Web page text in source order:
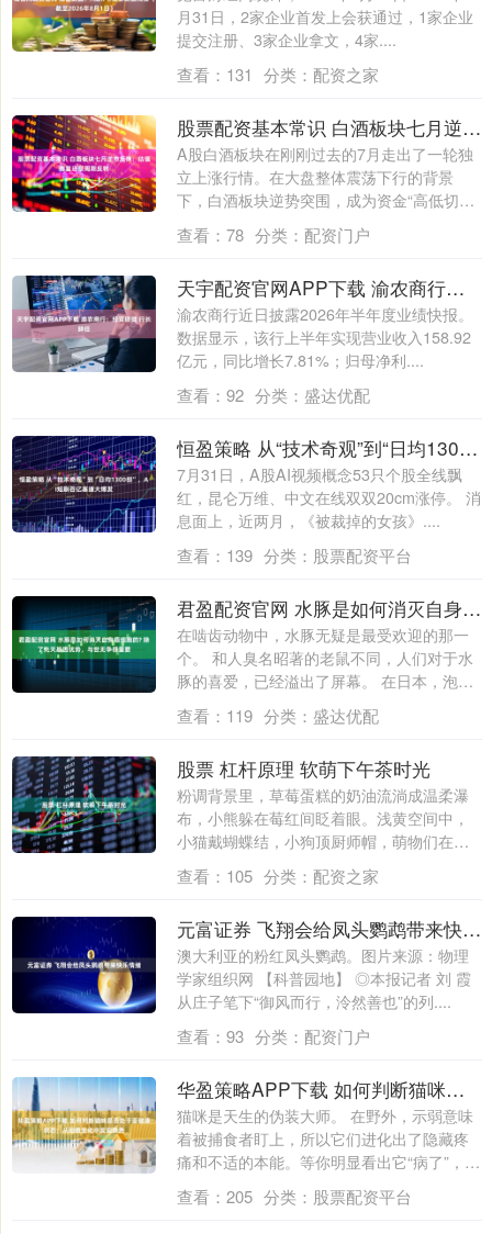
月31日，2家企业首发上会获通过，1家企业
提交注册、3家企业拿文，4家....
查看： 131 分类： 配资之家
股票配资基本常识 白酒板块七月逆市反弹：估值修复还是周期反转
A股白酒板块在刚刚过去的7月走出了一轮独
立上涨行情。在大盘整体震荡下行的背景
下，白酒板块逆势突围，成为资金“高低切
换”的....
查看： 78 分类： 配资门户
天宇配资官网APP下载 渝农商行：经营稳健 行长辞任
渝农商行近日披露2026年半年度业绩快报。
数据显示，该行上半年实现营业收入158.92
亿元，同比增长7.81%；归母净利....
查看： 92 分类： 盛达优配
恒盈策略 从“技术奇观”到“日均1300部”，AI短剧百亿赛道大爆发
7月31日，A股AI视频概念53只个股全线飘
红，昆仑万维、中文在线双双20cm涨停。 消
息面上，近两月，《被裁掉的女孩》....
查看： 139 分类： 股票配资平台
君盈配资官网 水豚是如何消灭自身癌细胞的? 除了先天基因优势，与世无争很重要
在啮齿动物中，水豚无疑是最受欢迎的那一
个。 和人臭名昭著的老鼠不同，人们对于水
豚的喜爱，已经溢出了屏幕。 在日本，泡温
泉....
查看： 119 分类： 盛达优配
股票 杠杆原理 软萌下午茶时光
粉调背景里，草莓蛋糕的奶油流淌成温柔瀑
布，小熊躲在莓红间眨着眼。浅黄空间中，
小猫戴蝴蝶结，小狗顶厨师帽，萌物们在爪
印、音....
查看： 105 分类： 配资之家
元富证券 飞翔会给凤头鹦鹉带来快乐情绪
澳大利亚的粉红凤头鹦鹉。图片来源：物理
学家组织网 【科普园地】 ◎本报记者 刘 霞
从庄子笔下“御风而行，泠然善也”的列....
查看： 93 分类： 配资门户
华盈策略APP下载 如何判断猫咪是否处于亚健康状态：从细微变化中发现隐患
猫咪是天生的伪装大师。 在野外，示弱意味
着被捕食者盯上，所以它们进化出了隐藏疼
痛和不适的本能。等你明显看出它“病了”，
往....
查看： 205 分类： 股票配资平台